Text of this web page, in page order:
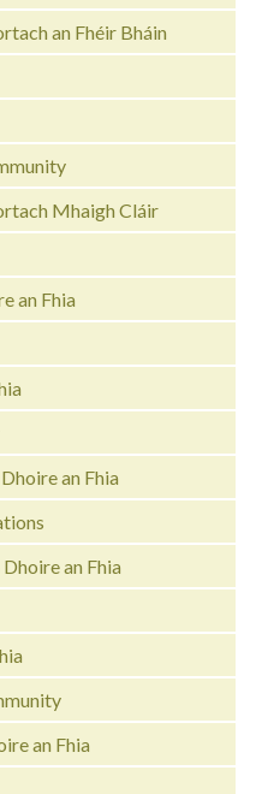
an Fhéir Bháin
Mhaigh Cláir
an Fhia
an Fhia
an Fhia
an Fhia